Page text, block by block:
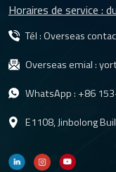
Horaires de service :
Tél : Overseas
Overseas emial :
WhatsApp : +86
E1108, Jinbolong